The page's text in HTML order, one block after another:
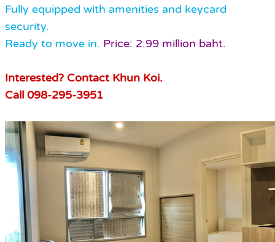
Fully equipped with amenities and keycard
security.
Ready to move in. Price: 2.99 million baht.
Interested? Contact Khun Koi.
Call 098-295-3951